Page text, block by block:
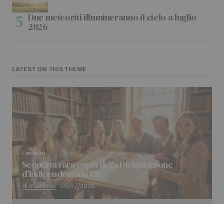
Due meteoriti illumineranno il cielo a luglio
2026
LATEST ON THIS THEME
MONDO
Scoperta rara copia della Dichiarazione
d’Indipendenza in UK
di massimo 06/07/2026